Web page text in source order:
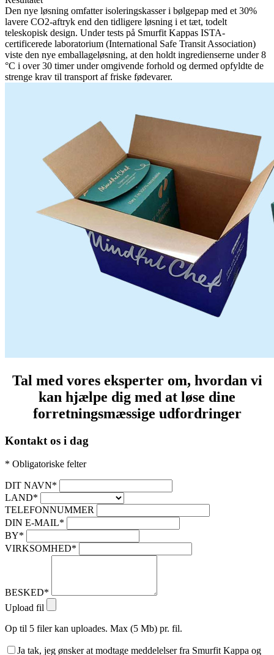
Den nye løsning omfatter isoleringskasser i bølgepap med et 30%
lavere CO2-aftryk end den tidligere løsning i et tæt, todelt
teleskopisk design. Under tests på Smurfit Kappas ISTA-
certificerede laboratorium (International Safe Transit Association)
viste den nye emballageløsning, at den holdt ingredienserne under 8
°C i over 30 timer under omgivende forhold og dermed opfyldte de
strenge krav til transport af friske fødevarer.
Tal med vores eksperter om, hvordan vi
kan hjælpe dig med at løse dine
forretningsmæssige udfordringer
Kontakt os i dag
* Obligatoriske felter
DIT NAVN*
LAND*
TELEFONNUMMER
DIN E-MAIL*
BY*
VIRKSOMHED*
BESKED*
Upload fil
Op til 5 filer kan uploades. Max (5 Mb) pr. fil.
Ja tak, jeg ønsker at modtage meddelelser fra Smurfit Kappa og